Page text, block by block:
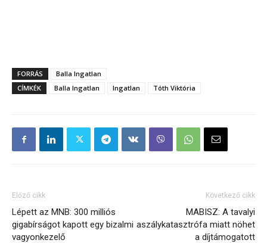
FORRÁS
Balla Ingatlan
CÍMKÉK
Balla Ingatlan Ingatlan Tóth Viktória
Előző cikk
Lépett az MNB: 300 milliós
gigabírságot kapott egy bizalmi
vagyonkezelő
Következő cikk
MABISZ: A tavalyi
aszálykatasztrófa miatt nöhet
a díjtámogatott